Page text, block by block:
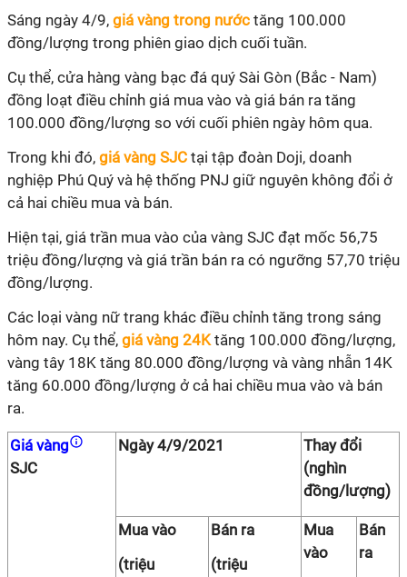
Sáng ngày 4/9, giá vàng trong nước tăng 100.000
đồng/lượng trong phiên giao dịch cuối tuần.
Cụ thể, cửa hàng vàng bạc đá quý Sài Gòn (Bắc - Nam)
đồng loạt điều chỉnh giá mua vào và giá bán ra tăng
100.000 đồng/lượng so với cuối phiên ngày hôm qua.
Trong khi đó, giá vàng SJC tại tập đoàn Doji, doanh
nghiệp Phú Quý và hệ thống PNJ giữ nguyên không đổi ở
cả hai chiều mua và bán.
Hiện tại, giá trần mua vào của vàng SJC đạt mốc 56,75
triệu đồng/lượng và giá trần bán ra có ngưỡng 57,70 triệu
đồng/lượng.
Các loại vàng nữ trang khác điều chỉnh tăng trong sáng
hôm nay. Cụ thể, giá vàng 24Ktăng 100.000 đồng/lượng,
vàng tây 18K tăng 80.000 đồng/lượng và vàng nhẫn 14K
tăng 60.000 đồng/lượng ở cả hai chiều mua vào và bán
ra.
Giá vàng
SJC
Ngày 4/9/2021
Thay đổi
(nghìn
đồng/lượng)
Mua vào
(triệu
Bán ra
(triệu
Mua
vào
Bán
ra